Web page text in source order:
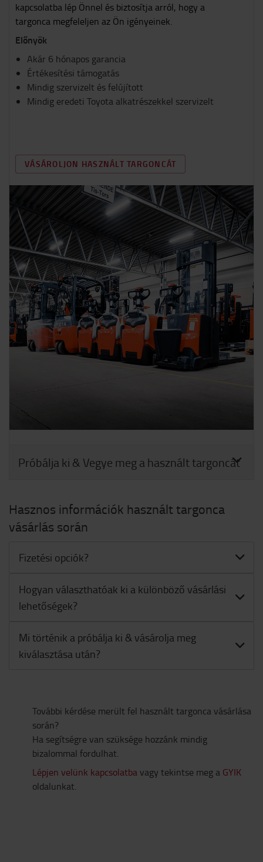
kapcsolatba lép Önnel és biztosítja arról, hogy a
targonca megfeleljen az Ön igényeinek.
Előnyök
Akár 6 hónapos garancia
Értékesítési támogatás
Mindig szervizelt és felújított
Mindig eredeti Toyota alkatrészekkel szervizelt
VÁSÁROLJON HASZNÁLT TARGONCÁT
Próbálja ki & Vegye meg a használt targoncát
Hasznos információk használt targonca
vásárlás során
Fizetési opciók?
Hogyan választhatóak ki a különböző vásárlási
lehetőségek?
Mi történik a próbálja ki & vásárolja meg
kiválasztása után?
További kérdése merült fel használt targonca vásárlása
során?
Ha segítségre van szüksége hozzánk mindig
bizalommal fordulhat.
Lépjen velünk kapcsolatbavagy tekintse meg a GYIK
oldalunkat.